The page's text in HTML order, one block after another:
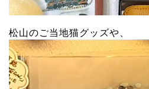
松山のご当地猫グッズや、